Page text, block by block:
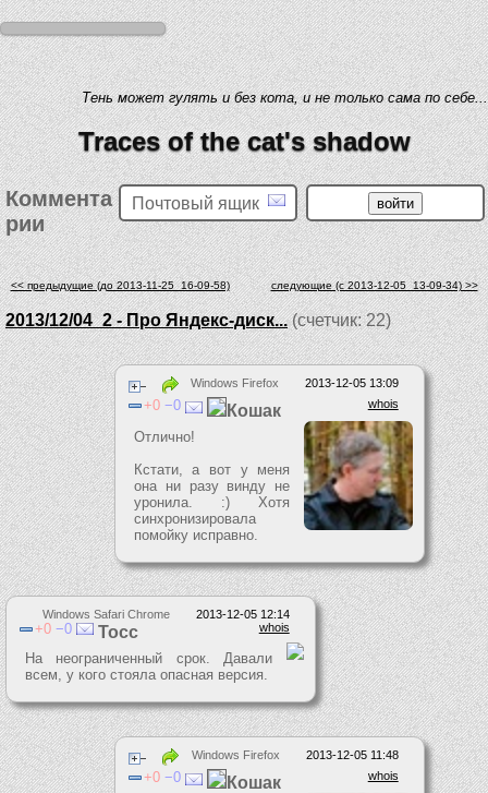
Тень может гулять и без кота, и не только сама по себе...
Traces of the cat's shadow
Почтовый ящик
Коммента
рии
<< предыдущие (до 2013-11-25_16-09-58) следующие (c 2013-12-05_13-09-34) >>
2013/12/04_2 - Про Яндекс-диск...(счетчик: 22)
2013-12-05 13:09
Windows Firefox
whois
0 0 Кошак
Отлично!
Кстати, а вот у меня
она ни разу винду не
уронила. :) Хотя
синхронизировала
помойку исправно.
2013-12-05 12:14
Windows Safari Chrome
whois
0 0 Тосс
На неограниченный срок. Давали
всем, у кого стояла опасная версия.
2013-12-05 11:48
Windows Firefox
whois
0 0 Кошак